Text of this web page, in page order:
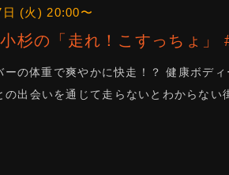
(火) 20:00〜
杉の「走れ！こすっちょ
の体重で爽やかに快走！？ 健康ボデ
の出会いを通じて走らないとわからな